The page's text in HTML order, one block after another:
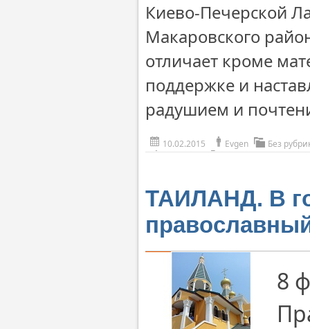
Киево-Печерской
Макаровского
отличает кроме
поддержке и
радушием и
10.02.2015 Evgen Без
ТАИЛАНД. В
8